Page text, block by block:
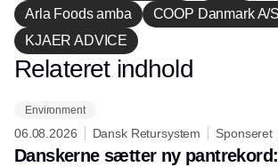
Arla Foods amba
COOP Danmark A/S
KJAER ADVICE
Annonce
Relateret indhold
Environment
06.08.2026 Dansk Retursystem Sponseret
Danskerne sætter ny pantrekord: